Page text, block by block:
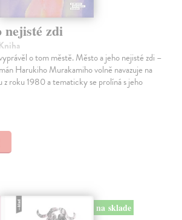
nejisté zdi
o tom městě. Město a jeho nejisté zdi –
Harukiho Murakamiho volně navazuje na
z roku 1980 a tematicky se prolíná s jeho
na sklade